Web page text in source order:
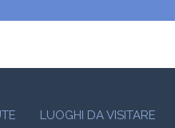
LUOGHI DA VISITARE